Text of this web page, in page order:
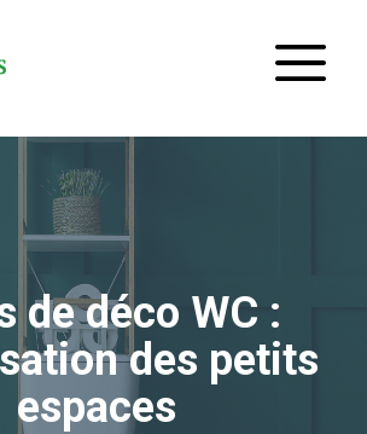
de déco WC :
des petits
espaces